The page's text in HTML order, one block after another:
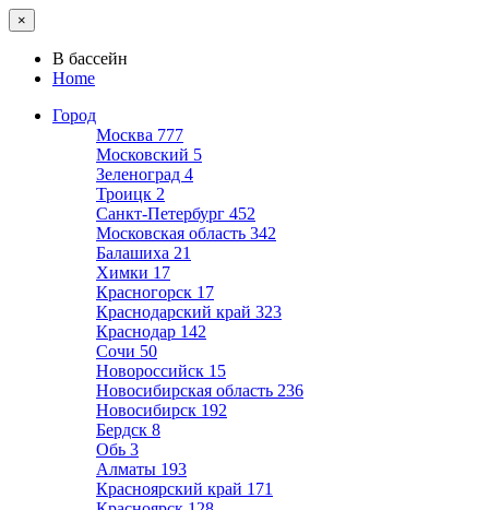
×
В бассейн
Home
Город
Москва 777
Московский 5
Зеленоград 4
Троицк 2
Санкт-Петербург 452
Московская область 342
Балашиха 21
Химки 17
Красногорск 17
Краснодарский край 323
Краснодар 142
Сочи 50
Новороссийск 15
Новосибирская область 236
Новосибирск 192
Бердск 8
Обь 3
Алматы 193
Красноярский край 171